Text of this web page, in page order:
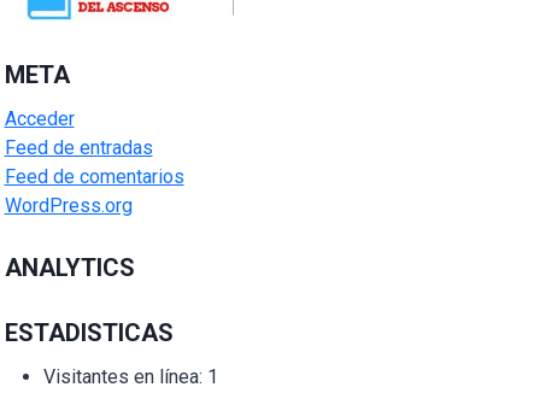
META
Acceder
Feed de entradas
Feed de comentarios
WordPress.org
ANALYTICS
ESTADISTICAS
Visitantes en línea: 1